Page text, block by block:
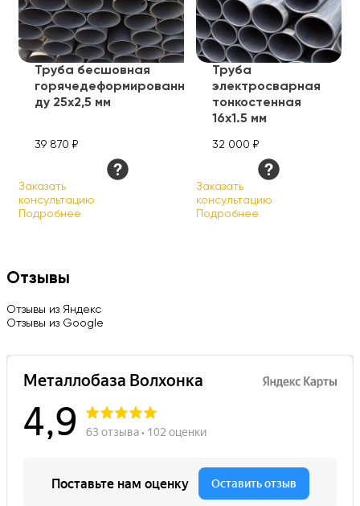
Труба бесшовная
горячедеформированная
ду 25х2,5 мм
39 870 ₽
Заказать
консультацию
Подробнее
Труба
электросварная
тонкостенная
16х1.5 мм
32 000 ₽
Заказать
консультацию
Подробнее
Отзывы
Отзывы из Яндекс
Отзывы из Google